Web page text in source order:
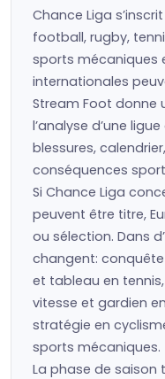
Chance Liga
football, rugby,
sports mécaniques
internationales
Stream Foot donne
l’analyse d’une
blessures,
conséquences
Si Chance Liga
peuvent être titre,
ou sélection. Dans
changent:
et tableau en
vitesse et gardien
stratégie en
sports mécaniques.
La phase de saison